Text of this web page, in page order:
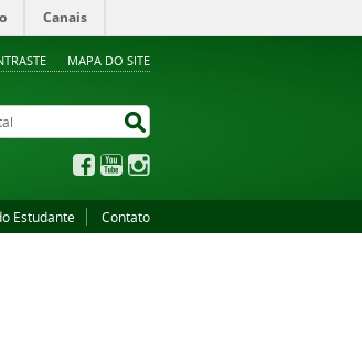
MAPA DO SITE
Canais
FacebookYouTube
Estudante Contato